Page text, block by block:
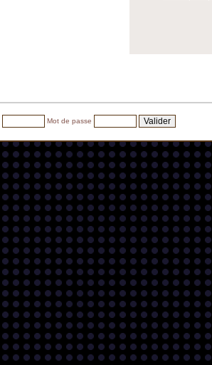
Mot de passe